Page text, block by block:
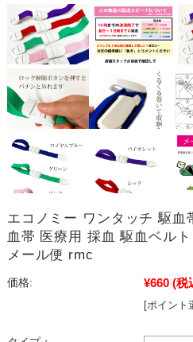
エコノミー ワンタッチ 駆血
血帯 医療用 採血 駆血ベル
メール便 rmc
価格: ¥660 (税
[ポイント